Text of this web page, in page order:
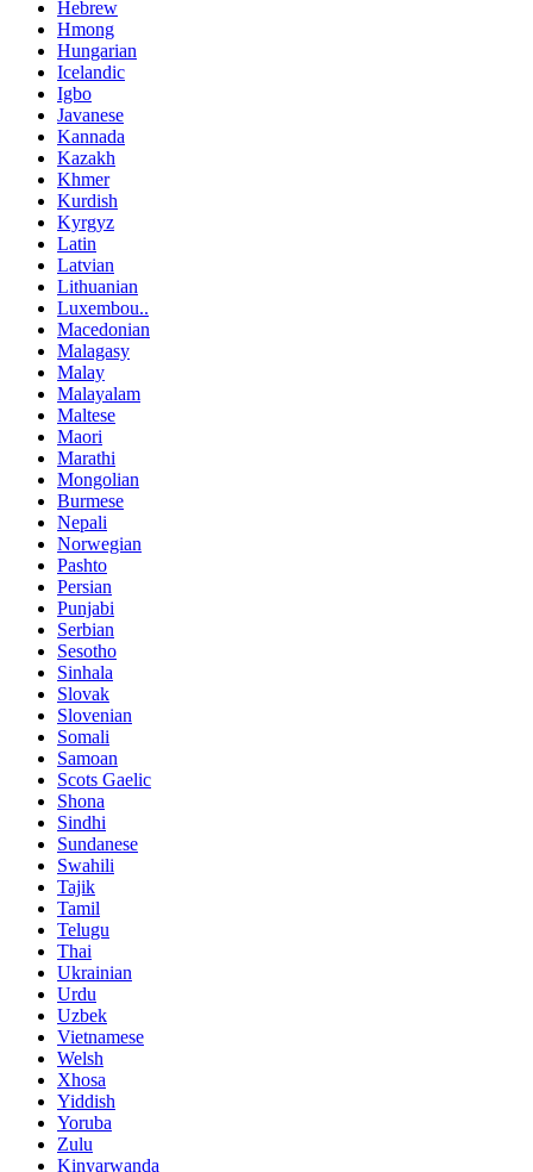
Hebrew
Hmong
Hungarian
Icelandic
Igbo
Javanese
Kannada
Kazakh
Khmer
Kurdish
Kyrgyz
Latin
Latvian
Lithuanian
Luxembou..
Macedonian
Malagasy
Malay
Malayalam
Maltese
Maori
Marathi
Mongolian
Burmese
Nepali
Norwegian
Pashto
Persian
Punjabi
Serbian
Sesotho
Sinhala
Slovak
Slovenian
Somali
Samoan
Scots Gaelic
Shona
Sindhi
Sundanese
Swahili
Tajik
Tamil
Telugu
Thai
Ukrainian
Urdu
Uzbek
Vietnamese
Welsh
Xhosa
Yiddish
Yoruba
Zulu
Kinyarwanda